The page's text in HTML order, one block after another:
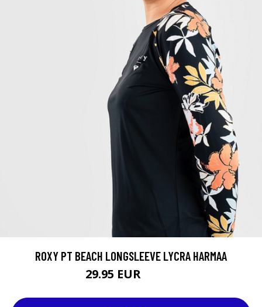
ROXY PT BEACH LONGSLEEVE LYCRA HARMAA
29.95 EUR